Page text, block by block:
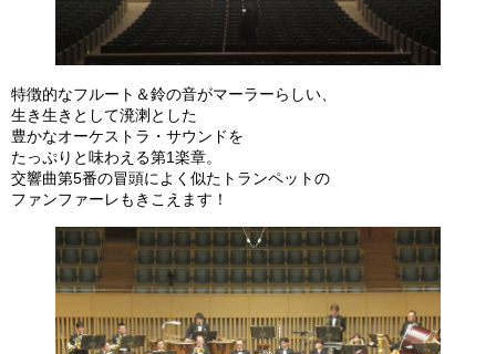
特徴的なフルート＆鈴の音がマーラーらしい、
生き生きとして溌溂とした
豊かなオーケストラ・サウンドを
たっぷりと味わえる第1楽章。
交響曲第5番の冒頭によく似たトランペットの
ファンファーレもきこえます！